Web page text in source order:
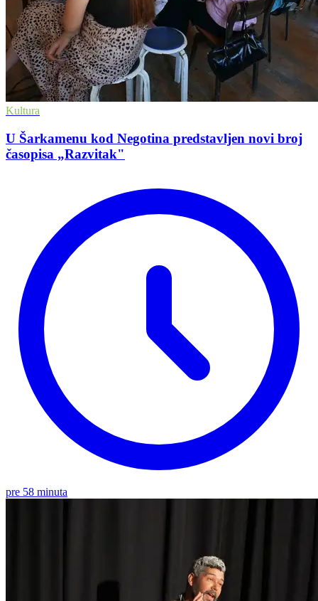
Kultura
U Šarkamenu kod Negotina predstavljen novi broj
časopisa „Razvitak"
pre 58 minuta